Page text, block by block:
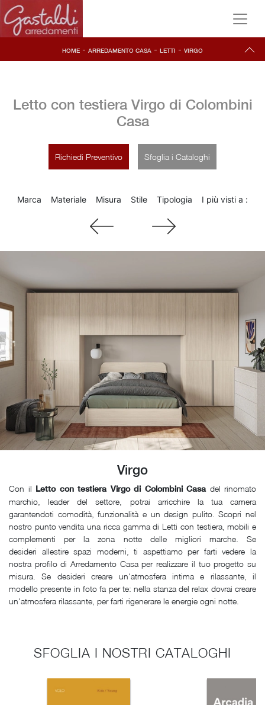
HOME - ARREDAMENTO CASA - LETTI - VIRGO
Letto con testiera Virgo di Colombini
Casa
Richiedi Preventivo Sfoglia i Cataloghi
Marca Materiale Misura Stile Tipologia I più visti a :
Virgo
Con il Letto con testiera Virgo di Colombini Casadel rinomato
marchio, leader del settore, potrai arricchire la tua camera
garantendoti comodità, funzionalità e un design pulito. Scopri nel
nostro punto vendita una ricca gamma di Letti con testiera, mobili e
complementi per la zona notte delle migliori marche. Se
desideri allestire spazi moderni, ti aspettiamo per farti vedere la
nostra profilo di Arredamento Casa per realizzare il tuo progetto su
misura. Se desideri creare un'atmosfera intima e rilassante, il
modello presente in foto fa per te: nella stanza del relax dovrai creare
un'atmosfera rilassante, per farti rigenerare le energie ogni notte.
SFOGLIA I NOSTRI CATALOGHI